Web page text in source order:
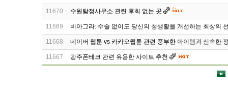
11670 수원탐정사무소 관련 후회 없는 곳
11669 비아그라: 수술 없이도 당신의 성생활을 개선하는 최상의
11668 네이버 웹툰 vs 카카오웹툰 관련 풍부한 아이템과 신속한
11667 광주폰테크 관련 유용한 사이트 추천